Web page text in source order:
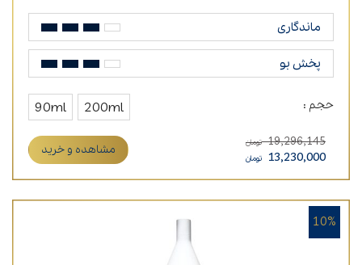
ماندگاری
پخش بو
حجم : 200ml
90ml
19,296,145 تومان
13,230,000 تومان
مشاهده و خرید
10%